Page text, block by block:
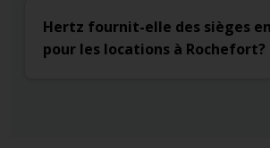
Hertz fournit-elle des sièges
pour les locations à Rochefort?